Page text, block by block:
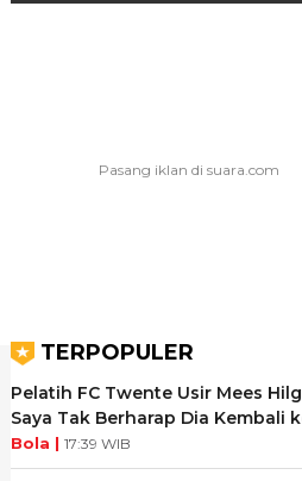
TERPOPULER
Pelatih FC Twente Usir Mees
Saya Tak Berharap Dia Kembali
Bola | 17:39 WIB